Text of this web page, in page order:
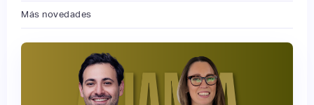
Más novedades